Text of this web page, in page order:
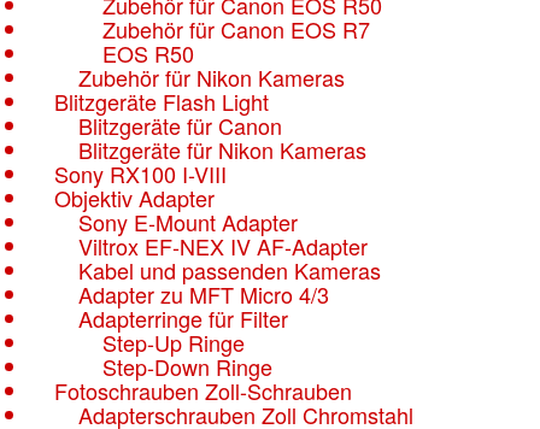
Zubehör für Canon EOS R7
EOS R50
Zubehör für Nikon Kameras
Blitzgeräte Flash Light
Blitzgeräte für Canon
Blitzgeräte für Nikon Kameras
Sony RX100 I-VIII
Objektiv Adapter
Sony E-Mount Adapter
Viltrox EF-NEX IV AF-Adapter
Kabel und passenden Kameras
Adapter zu MFT Micro 4/3
Adapterringe für Filter
Step-Up Ringe
Step-Down Ringe
Fotoschrauben Zoll-Schrauben
Adapterschrauben Zoll Chromstahl